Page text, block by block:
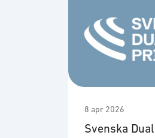
8 apr 2026
Svenska